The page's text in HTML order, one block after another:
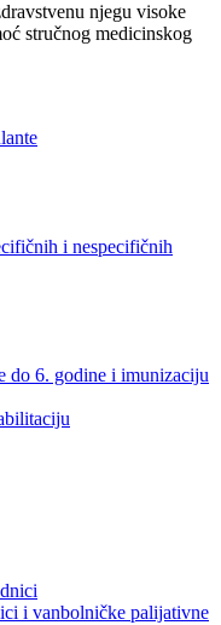
njegu visoke
stručnog medicinskog
i nespecifičnih
do 6. godine i imunizaciju
i vanbolničke palijativne